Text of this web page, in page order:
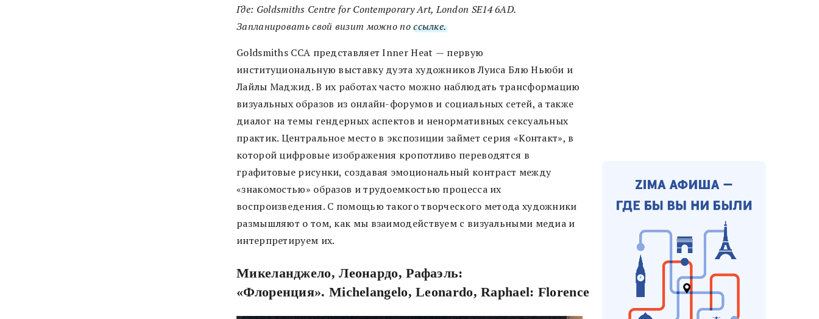
Где: Goldsmiths Centre for Contemporary Art, London SE14 6AD.
Запланировать свой визит можно поссылке.
Goldsmiths CCA представляет Inner Heat — первую
институциональную выставку дуэта художников Луиса Блю Ньюби и
Лайлы Маджид. В их работах часто можно наблюдать трансформацию
визуальных образов из онлайн-форумов и социальных сетей, а также
диалог на темы гендерных аспектов и ненормативных сексуальных
практик. Центральное место в экспозиции займет серия «Контакт», в
которой цифровые изображения кропотливо переводятся в
графитовые рисунки, создавая эмоциональный контраст между
«знакомостью» образов и трудоемкостью процесса их
воспроизведения. С помощью такого творческого метода художники
размышляют о том, как мы взаимодействуем с визуальными медиа и
интерпретируем их.
Микеланджело, Леонардо, Рафаэль:
«Флоренция». Michelangelo, Leonardo, Raphael: Florence